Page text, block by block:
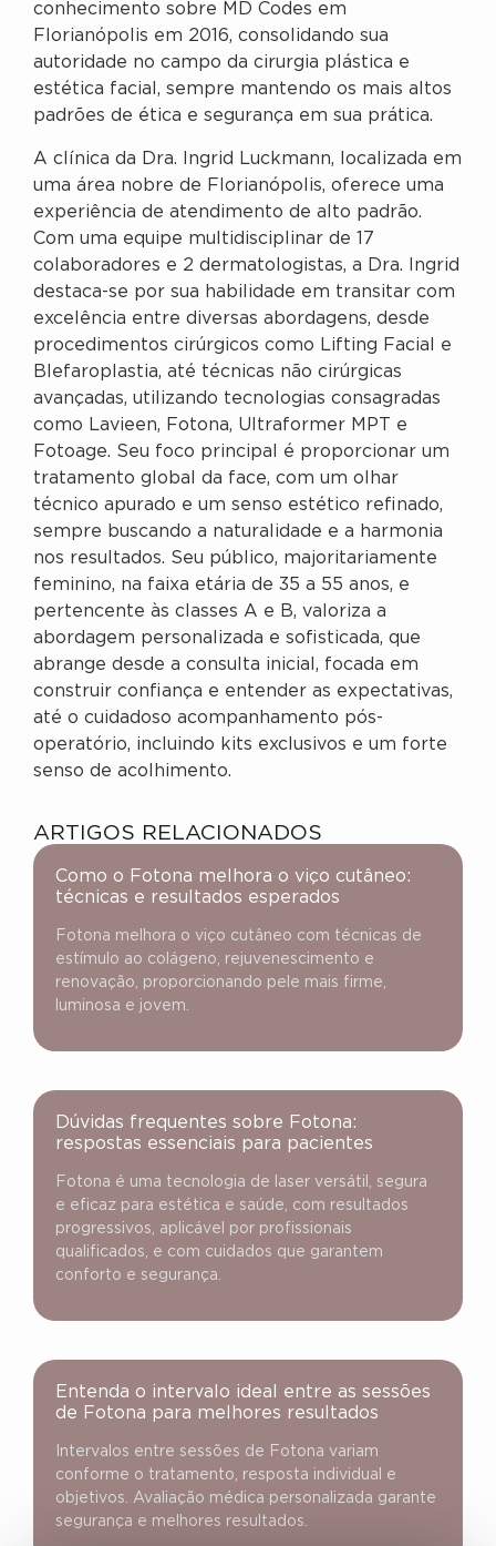
conhecimento sobre MD Codes em
Florianópolis em 2016, consolidando sua
autoridade no campo da cirurgia plástica e
estética facial, sempre mantendo os mais altos
padrões de ética e segurança em sua prática.
A clínica da Dra. Ingrid Luckmann, localizada em
uma área nobre de Florianópolis, oferece uma
experiência de atendimento de alto padrão.
Com uma equipe multidisciplinar de 17
colaboradores e 2 dermatologistas, a Dra. Ingrid
destaca-se por sua habilidade em transitar com
excelência entre diversas abordagens, desde
procedimentos cirúrgicos como Lifting Facial e
Blefaroplastia, até técnicas não cirúrgicas
avançadas, utilizando tecnologias consagradas
como Lavieen, Fotona, Ultraformer MPT e
Fotoage. Seu foco principal é proporcionar um
tratamento global da face, com um olhar
técnico apurado e um senso estético refinado,
sempre buscando a naturalidade e a harmonia
nos resultados. Seu público, majoritariamente
feminino, na faixa etária de 35 a 55 anos, e
pertencente às classes A e B, valoriza a
abordagem personalizada e sofisticada, que
abrange desde a consulta inicial, focada em
construir confiança e entender as expectativas,
até o cuidadoso acompanhamento pós-
operatório, incluindo kits exclusivos e um forte
senso de acolhimento.
ARTIGOS RELACIONADOS
Como o Fotona melhora o viço cutâneo:
técnicas e resultados esperados
Fotona melhora o viço cutâneo com técnicas de
estímulo ao colágeno, rejuvenescimento e
renovação, proporcionando pele mais firme,
luminosa e jovem.
Dúvidas frequentes sobre Fotona:
respostas essenciais para pacientes
Fotona é uma tecnologia de laser versátil, segura
e eficaz para estética e saúde, com resultados
progressivos, aplicável por profissionais
qualificados, e com cuidados que garantem
conforto e segurança.
Entenda o intervalo ideal entre as sessões
de Fotona para melhores resultados
Intervalos entre sessões de Fotona variam
conforme o tratamento, resposta individual e
objetivos. Avaliação médica personalizada garante
segurança e melhores resultados.